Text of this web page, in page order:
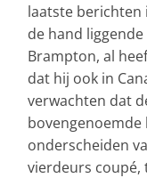
laatste berichten
de hand
Brampton, al
dat hij ook in
verwachten dat
onderscheiden
vierdeurs